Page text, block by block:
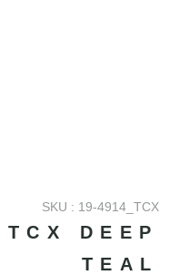
SKU : 19-4914_TCX
DEEP
TEAL